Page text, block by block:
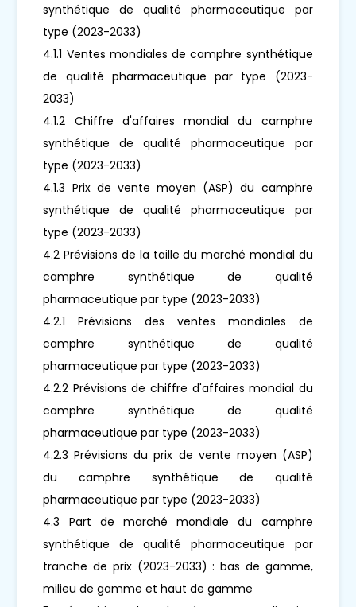
synthétique de qualité pharmaceutique par
type (2023-2033)
4.1.1 Ventes mondiales de camphre synthétique
de qualité pharmaceutique par type (2023-
2033)
4.1.2 Chiffre d'affaires mondial du camphre
synthétique de qualité pharmaceutique par
type (2023-2033)
4.1.3 Prix de vente moyen (ASP) du camphre
synthétique de qualité pharmaceutique par
type (2023-2033)
4.2 Prévisions de la taille du marché mondial du
camphre synthétique de qualité
pharmaceutique par type (2023-2033)
4.2.1 Prévisions des ventes mondiales de
camphre synthétique de qualité
pharmaceutique par type (2023-2033)
4.2.2 Prévisions de chiffre d'affaires mondial du
camphre synthétique de qualité
pharmaceutique par type (2023-2033)
4.2.3 Prévisions du prix de vente moyen (ASP)
du camphre synthétique de qualité
pharmaceutique par type (2023-2033)
4.3 Part de marché mondiale du camphre
synthétique de qualité pharmaceutique par
tranche de prix (2023-2033) : bas de gamme,
milieu de gamme et haut de gamme